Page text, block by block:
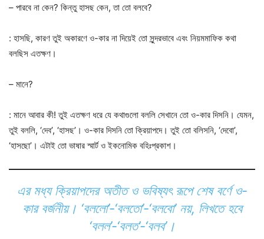
– পারবে না কেন? কিন্তু হাসছ কেন, তা তো বলবে?
: হাসছি, কারণ তুই অকারণে ও-কার না দিয়েই তো সুন্দরভাবে এবং নিয়মমাফিক কথা
বলছিস এতক্ষণ।
– মানে?
: মানে আবার কী! তুই এতক্ষণ ধরে যে কথাগুলো বললি সেখানে তো ও-কার দিসনি। যেমন,
তুই বললি, ‘দেব’, ‘হাসছ’। ও-কার দিসনি তো ক্রিয়াপদে। তুই তো বলিসনি, ‘দেবো’,
‘হাসছো’। এটাই তো ভাষার স্মার্ট ও ইকনোমিক বহিঃপ্রকাশ।
এর মধ্য ক্রিয়াপদের অতীত ও ভবিষ্যৎ রূপে শেষ বর্ণে ও-
কার বর্জনীয়। ‘বললো’-‘বলতো’-‘বলবো’ নয়, লিখতে হবে
‘বলল’-‘বলত’-‘বলব’।